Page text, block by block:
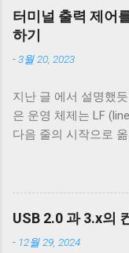
블은 데이터 통신이
하다. 이런 차이는 케
에서는 USB 2.0 케이
히 알아보겠다. Micro-
벗겨낸 것이다. 절연
이 선들은 금속 선이
목적으로 들어간 금
나는 얇은 금속 호일
루어져 있다. 전자는
후자는 편조 차폐
터미널 출력 제어
하기
-3월 20, 2023
지난 글 에서 설명했
은 운영 체제는 LF
다음 줄의 시작으로
의 처음으로 이동하
인 애플리케이션을
문제되지 않는다. 하
계열에서 파일과 프
는 문제될 수 있다. 이
USB 2.0 과 3.x의
- 12월 29, 2024